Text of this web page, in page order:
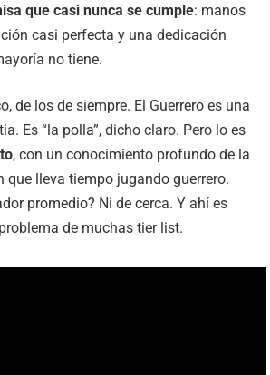
que casi nunca se cumple: manos
casi perfecta y una dedicación
no tiene.
de los de siempre. El Guerrero es una
Es “la polla”, dicho claro. Pero lo es
, con un conocimiento profundo de la
que lleva tiempo jugando guerrero.
promedio? Ni de cerca. Y ahí es
de muchas tier list.